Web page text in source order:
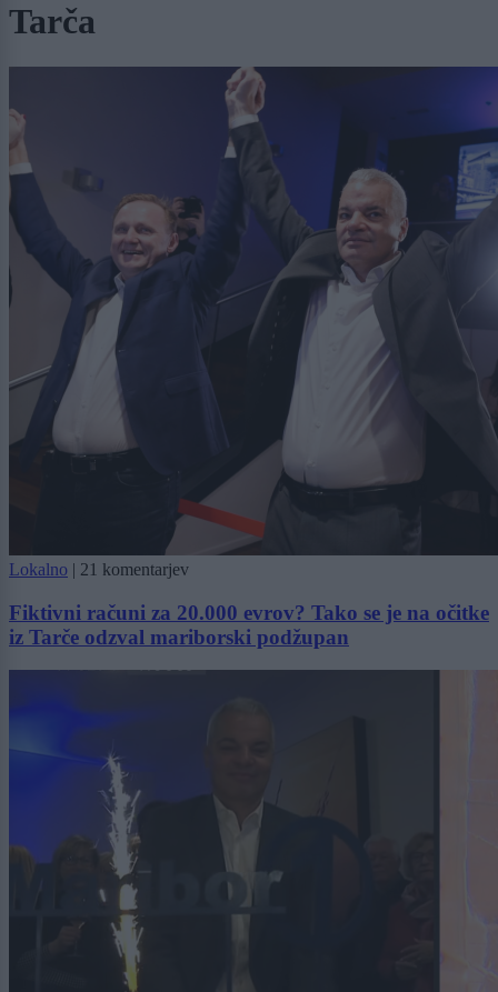
Tarča
Lokalno | 21 komentarjev
Fiktivni računi za 20.000 evrov? Tako se je na očitke
iz Tarče odzval mariborski podžupan